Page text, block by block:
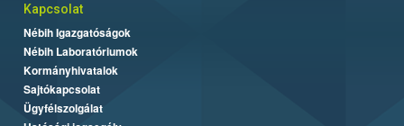
Kapcsolat
Nébih Igazgatóságok
Nébih Laboratóriumok
Kormányhivatalok
Sajtókapcsolat
Ügyfélszolgálat